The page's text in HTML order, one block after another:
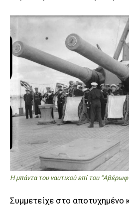
Η μπάντα του ναυτικού επί του
Συμμετείχε στο αποτυχημένο